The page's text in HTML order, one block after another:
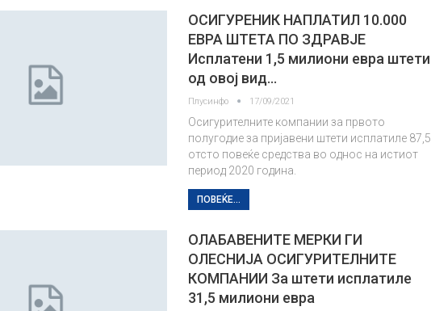
ОСИГУРЕНИК НАПЛАТИЛ 10.000
ЕВРА ШТЕТА ПО ЗДРАВЈЕ
Исплатени 1,5 милиони евра штети
од овој вид…
Плусинфо 17/09/2021
Осигурителните компании за првото
полугодие за пријавени штети исплатиле 87,5
отсто повеќе средства во однос на истиот
период 2020 година.
ПОВЕЌЕ...
ОЛАБАВЕНИТЕ МЕРКИ ГИ
ОЛЕСНИЈА ОСИГУРИТЕЛНИТЕ
КОМПАНИИ За штети исплатиле
31,5 милиони евра